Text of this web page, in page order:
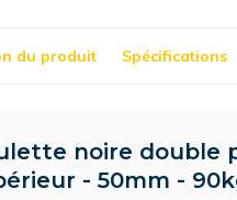
du produit Spécifications
noire double
- 50mm -